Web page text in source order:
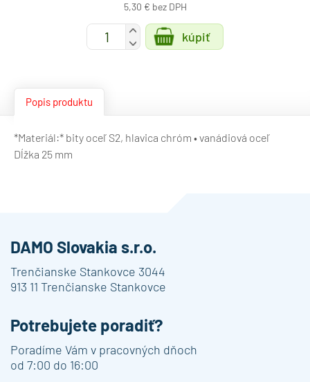
5,30 € bez DPH
+
-
kúpiť
Popis produktu
*Materiál:* bity oceľ S2, hlavica chróm • vanádiová oceľ
Dĺžka 25 mm
DAMO Slovakia s.r.o.
Trenčianske Stankovce 3044
913 11 Trenčianske Stankovce
Potrebujete poradiť?
Poradíme Vám v pracovných dňoch
od 7:00 do 16:00